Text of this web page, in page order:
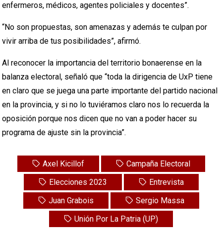
enfermeros, médicos, agentes policiales y docentes”.
“No son propuestas, son amenazas y además te culpan por
vivir arriba de tus posibilidades”, afirmó.
Al reconocer la importancia del territorio bonaerense en la
balanza electoral, señaló que “toda la dirigencia de UxP tiene
en claro que se juega una parte importante del partido nacional
en la provincia, y si no lo tuviéramos claro nos lo recuerda la
oposición porque nos dicen que no van a poder hacer su
programa de ajuste sin la provincia”.
Axel Kicillof
Campaña Electoral
Elecciones 2023
Entrevista
Juan Grabois
Sergio Massa
Unión Por La Patria (UP)